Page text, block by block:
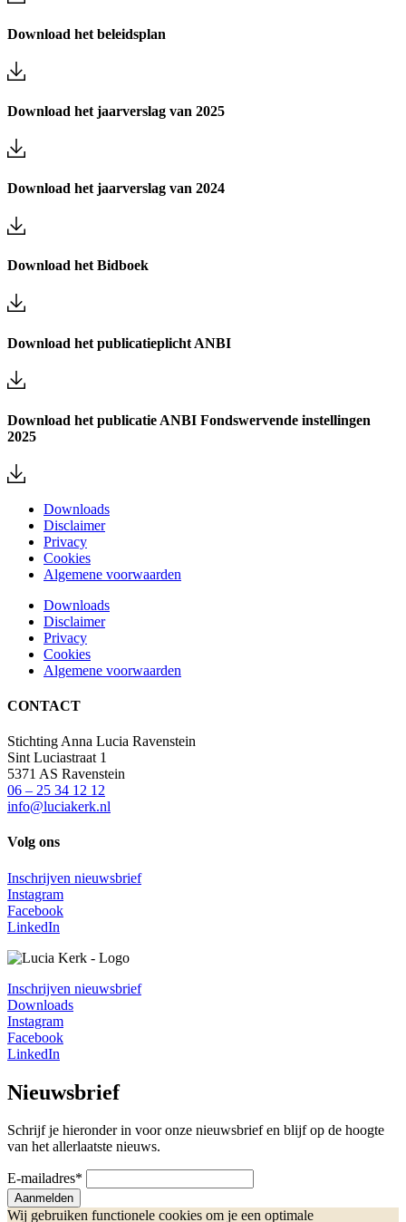
Download het beleidsplan
Download het jaarverslag van 2025
Download het jaarverslag van 2024
Download het Bidboek
Download het publicatieplicht ANBI
Download het publicatie ANBI Fondswervende instellingen
2025
Downloads
Disclaimer
Privacy
Cookies
Algemene voorwaarden
Downloads
Disclaimer
Privacy
Cookies
Algemene voorwaarden
CONTACT
Stichting Anna Lucia Ravenstein
Sint Luciastraat 1
5371 AS Ravenstein
06 – 25 34 12 12
info@luciakerk.nl
Volg ons
Inschrijven nieuwsbrief
Instagram
Facebook
LinkedIn
Inschrijven nieuwsbrief
Downloads
Instagram
Facebook
LinkedIn
Nieuwsbrief
Schrijf je hieronder in voor onze nieuwsbrief en blijf op de hoogte
van het allerlaatste nieuws.
E-mailadres*
Aanmelden
Wij gebruiken functionele cookies om je een optimale